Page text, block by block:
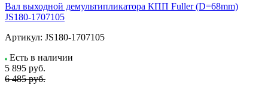
Вал выходной демультипликатора КПП Fuller (D=68mm)
JS180-1707105
Артикул: JS180-1707105
Есть в наличии
5 895 руб.
6 485 руб.